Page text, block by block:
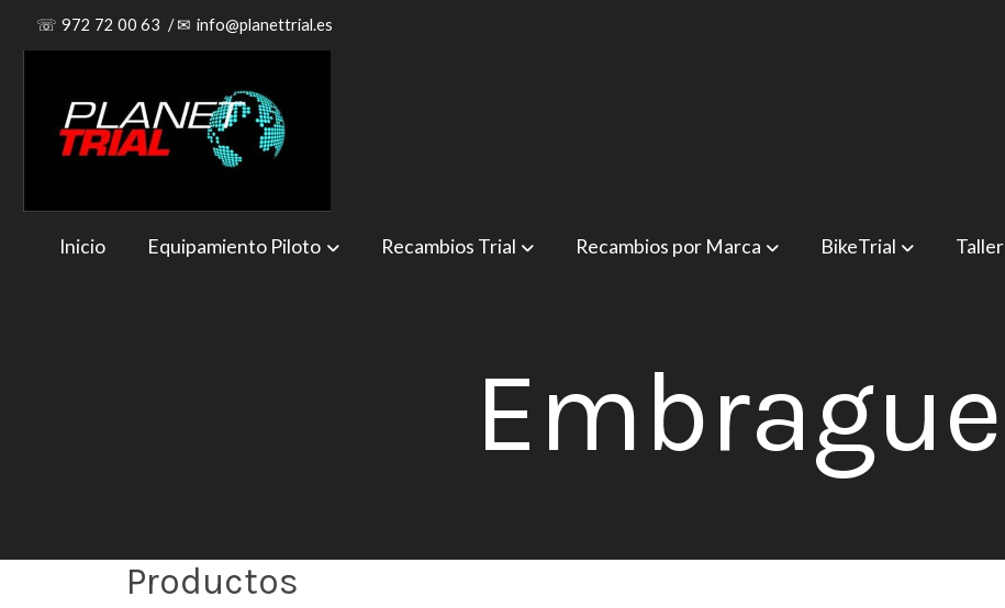
☏ 972 72 00 63 /✉ info@planettrial.es
Inicio Equipamiento Piloto Recambios Trial Recambios por Marca BikeTrial Taller
Embrague
Productos